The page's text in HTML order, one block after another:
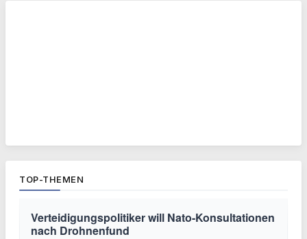
TOP-THEMEN
Verteidigungspolitiker will Nato-Konsultationen
nach Drohnenfund